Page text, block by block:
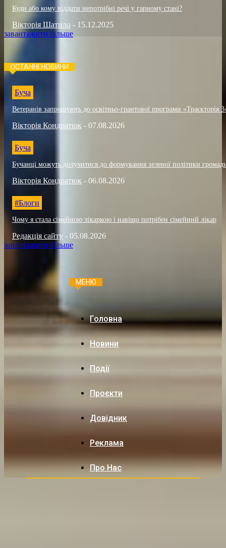
Куди або кому віддати непотрібні речі у гарному стані?
Вікторія Шатило - 15.12.2025
завантажити більше
ОСТАННІ НОВИНИ
Буча
Ветеранів запрошують до освітньо-грантової програми «Траєкторія
Вікторія Кондратюк - 07.08.2026
Буча
Бучанці можуть долучитися до формування зеленої політики
Вікторія Кондратюк - 06.08.2026
#Блоги
Чому я стала сімейною лікаркою і навіщо потрібен сімейний лікар
Редакція сайту - 05.08.2026
завантажити більше
МЕНЮ
Головна
Новини
Події
Проєкти
Довідник
Реклама
Про Нас